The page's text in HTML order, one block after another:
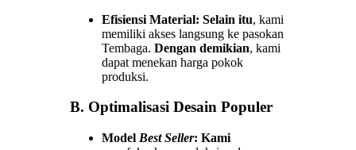
Efisiensi Material: Selain itu, kami
memiliki akses langsung ke pasokan
Tembaga. Dengan demikian, kami
dapat menekan harga pokok
produksi.
B. Optimalisasi Desain Populer
Model Best Seller: Kami